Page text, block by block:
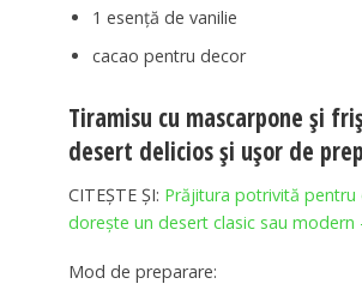
1 esență de vanilie
cacao pentru decor
Tiramisu cu mascarpone și
desert delicios și ușor de
CITEȘTE ȘI: Prăjitura potrivită pentru
dorește un desert clasic sau modern
Mod de preparare: